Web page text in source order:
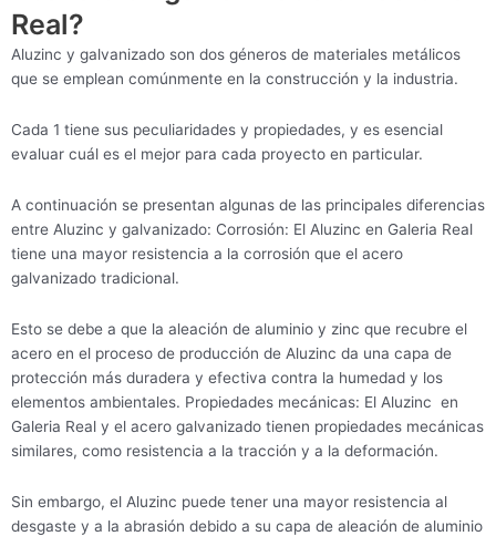
Real?
Aluzinc y galvanizado son dos géneros de materiales metálicos
que se emplean comúnmente en la construcción y la industria.
Cada 1 tiene sus peculiaridades y propiedades, y es esencial
evaluar cuál es el mejor para cada proyecto en particular.
A continuación se presentan algunas de las principales diferencias
entre Aluzinc y galvanizado: Corrosión: El Aluzinc en Galeria Real
tiene una mayor resistencia a la corrosión que el acero
galvanizado tradicional.
Esto se debe a que la aleación de aluminio y zinc que recubre el
acero en el proceso de producción de Aluzinc da una capa de
protección más duradera y efectiva contra la humedad y los
elementos ambientales. Propiedades mecánicas: El Aluzinc en
Galeria Real y el acero galvanizado tienen propiedades mecánicas
similares, como resistencia a la tracción y a la deformación.
Sin embargo, el Aluzinc puede tener una mayor resistencia al
desgaste y a la abrasión debido a su capa de aleación de aluminio